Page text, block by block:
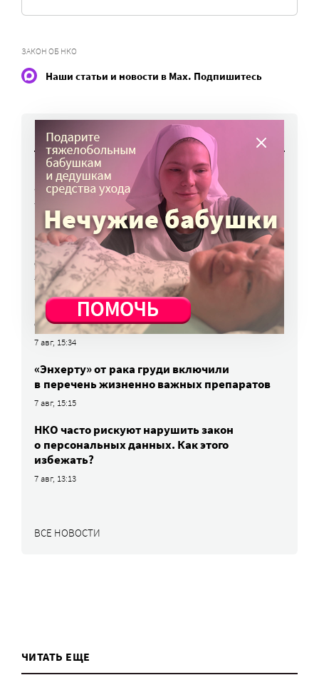
ЗАКОН ОБ НКО
Наши статьи и новости в Max. Подпишитесь
НОВОСТИ
Вторая волна клещей ожидается в конце
августа — начале сентября
7 авг, 19:25
Родных, которые могут взять ребенка
из проблемной семьи, предлагают искать
с полицией
7 авг, 17:06
Родителей детей-инвалидов просят пройти
опрос о трудоустройстве
7 авг, 15:34
«Энхерту» от рака груди включили
в перечень жизненно важных препаратов
7 авг, 15:15
НКО часто рискуют нарушить закон
о персональных данных. Как этого
избежать?
7 авг, 13:13
ВСЕ НОВОСТИ
ЧИТАТЬ ЕЩЕ